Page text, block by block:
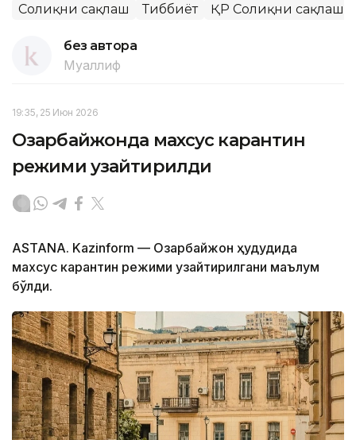
Соғлиқни сақлаш Тиббиёт ҚР Соғлиқни сақлаш
без автора
Муаллиф
19:35, 25 Июн 2026
Озарбайжонда махсус карантин
режими узайтирилди
ASTANA. Kazinform — Озарбайжон ҳудудида
махсус карантин режими узайтирилгани маълум
бўлди.